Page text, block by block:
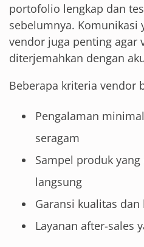
portofolio lengkap dan
sebelumnya. Komunikasi
vendor juga penting agar
diterjemahkan dengan
Beberapa kriteria vendor
Pengalaman
seragam
Sampel produk
langsung
Garansi kualitas
Layanan after-sales